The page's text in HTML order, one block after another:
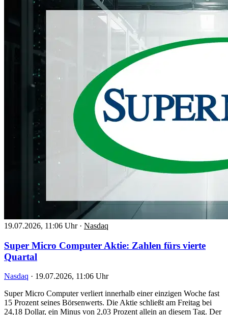
19.07.2026, 11:06 Uhr · Nasdaq
Super Micro Computer Aktie: Zahlen fürs vierte
Quartal
Nasdaq · 19.07.2026, 11:06 Uhr
Super Micro Computer verliert innerhalb einer einzigen Woche fast
15 Prozent seines Börsenwerts. Die Aktie schließt am Freitag bei
24,18 Dollar, ein Minus von 2,03 Prozent allein an diesem Tag. Der